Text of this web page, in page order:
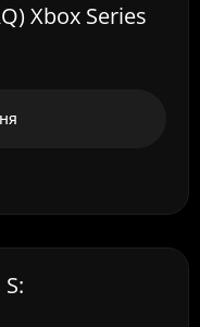
Xbox Series